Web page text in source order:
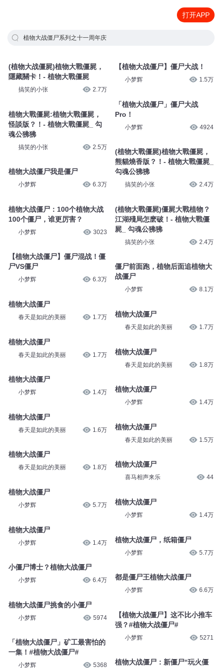
打开APP
植物大战僵尸系列之十一周年庆
(植物大战僵屍)植物大戰僵屍，
隱藏關卡！- 植物大戰僵屍
搞笑的小张 2.7万
植物大戰僵屍:植物大戰僵屍，
怪談版？！- 植物大戰僵屍_ 勾
魂公狒狒
搞笑的小张 2.5万
植物大战僵尸我是僵尸
小梦辉 6.3万
植物大战僵尸：100个植物大战
100个僵尸，谁更厉害？
小梦辉 3023
【植物大战僵尸】僵尸混战！僵
尸VS僵尸
小梦辉 6.3万
植物大战僵尸
春天是如此的美丽 1.7万
植物大战僵尸
春天是如此的美丽 1.7万
植物大战僵尸
小梦辉 1.4万
植物大战僵尸
春天是如此的美丽 1.6万
植物大战僵尸
春天是如此的美丽 1.8万
植物大战僵尸
小梦辉 5.7万
植物大战僵尸
小梦辉 1.4万
小僵尸博士？植物大战僵尸
小梦辉 6.4万
植物大战僵尸挑食的小僵尸
小梦辉 5974
「植物大战僵尸」矿工最害怕的
一集！#植物大战僵尸#
小梦辉 5368
【植物大战僵尸】僵尸大战！
小梦辉 1.5万
「植物大战僵尸」僵尸大战
Pro！
小梦辉 4924
(植物大戰僵屍)植物大戰僵屍，
熊貓燒香版？！- 植物大戰僵屍_
勾魂公狒狒
搞笑的小张 2.4万
(植物大戰僵屍)僵屍大戰植物？
江湖殘局怎麽破！- 植物大戰僵
屍_ 勾魂公狒狒
搞笑的小张 2.4万
僵尸前面跑，植物后面追植物大
战僵尸
小梦辉 8.1万
植物大战僵尸
春天是如此的美丽 1.7万
植物大战僵尸
春天是如此的美丽 1.8万
植物大战僵尸
小梦辉 1.4万
植物大战僵尸
春天是如此的美丽 1.5万
植物大战僵尸
喜马相声来乐 44
植物大战僵尸
小梦辉 1.4万
植物大战僵尸，纸箱僵尸
小梦辉 5.7万
都是僵尸王植物大战僵尸
小梦辉 6.6万
【植物大战僵尸】这不比小推车
强？#植物大战僵尸#
小梦辉 5271
植物大战僵尸：新僵尸“玩火僵